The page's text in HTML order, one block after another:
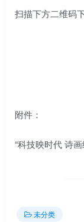
扫描下方二维码
附件：
“科技映时代 诗
未分类